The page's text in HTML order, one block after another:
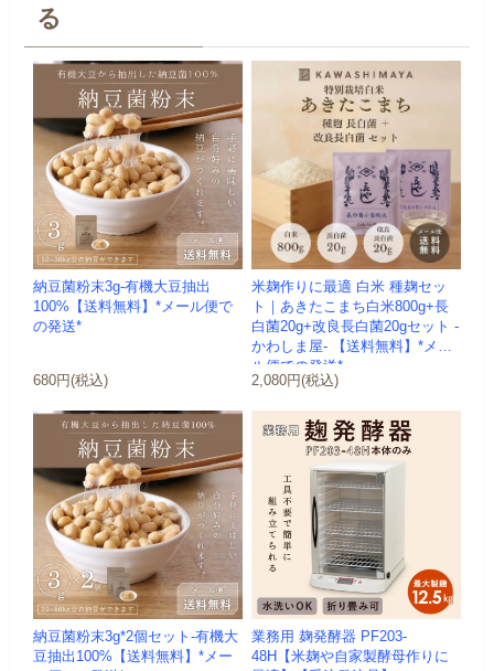
る
納豆菌粉末3g-有機大豆抽出
100%【送料無料】*メール便で
の発送*
680円(税込)
米麹作りに最適 白米 種麹セッ
ト｜あきたこまち白米800g+長
白菌20g+改良長白菌20gセット -
かわしま屋- 【送料無料】*メー
ル便での発送*
2,080円(税込)
納豆菌粉末3g*2個セット-有機大
豆抽出100%【送料無料】*メー
業務用 麹発酵器 PF203-
48H【米麹や自家製酵母作りに